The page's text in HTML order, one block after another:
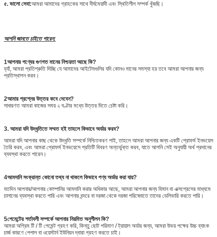
৫. ভালো সেবা:আমরা আমাদের গ্রাহকের সাথে দীর্ঘমেয়াদী এবং স্থিতিশীল সম্পর্ক খুঁজছি।
আপনি জানতে চাইতে পারেন:
1আপনার পণ্যের গুণগত মানের নিশ্চয়তা আছে কি?
হ্যাঁ, আমরা প্রতিশ্রুতি দিচ্ছি যে আমাদের আইটেমগুলির যদি কোনও মানের সমস্যা হয় তবে আমরা আপনার জন্য
প্রতিস্থাপন করব।
2আমার প্রশ্নের উত্তর কবে দেবেন?
সাধারণত আমরা কাজের সময় ২ ঘণ্টার মধ্যে উত্তর দিতে চেষ্টা করি।
3. আমরা যদি উদ্ধৃতিতে সম্মত হই তাহলে কিভাবে অর্ডার করব?
আমরা যদি আপনার কাছ থেকে উদ্ধৃতি সম্পর্কে নিশ্চিতকরণ পাই, তাহলে আমরা আপনার জন্য একটি প্রোফর্ম ইনভয়েস
তৈরি করব, এবং আমরা প্রোফর্ম ইনভয়েসে প্রতিটি বিবরণ অন্তর্ভুক্ত করব, যাতে আপনি সেই অনুযায়ী অর্থ প্রদানের
ব্যবস্থা করতে পারেন।
4আমদানি সংক্রান্ত কোনো তথ্য না থাকলে কিভাবে পণ্য অর্ডার করা যায়?
যতদিন আপনার/আপনার কোম্পানির আমদানি করার অধিকার আছে, আমরা আপনার জন্য বিমান বা এক্সপ্রেসের মাধ্যমে
চালানের ব্যবস্থা করতে পারি এবং আপনার বন্দরে বা দরজা থেকে দরজা পরিষেবাতে তাদের ডেলিভারি করতে পারি।
5পেমেন্টের শর্তাবলী সম্পর্কে আপনার নিয়মিত অনুশীলন কি?
আমরা অগ্রিম টি / টি পেমেন্ট গ্রহণ করি, কিন্তু ছোট পরিমাণ / ট্রায়াল অর্ডার জন্য, আমরা উভয় পক্ষের উচ্চ ব্যাংক
চার্জ কারণে পেপাল বা ওয়েস্টার্ন ইউনিয়ন দ্বারা গ্রহণ করতে চাই।